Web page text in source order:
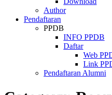
Author
Pendaftaran
PPDB
INFO PPDB
Daftar
Web
Link
Pendaftaran Alumni